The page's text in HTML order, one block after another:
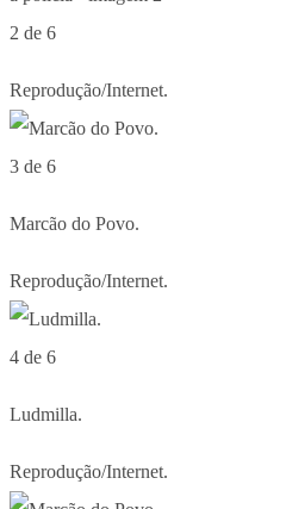
2 de 6
Reprodução/Internet.
3 de 6
Marcão do Povo.
Reprodução/Internet.
4 de 6
Ludmilla.
Reprodução/Internet.